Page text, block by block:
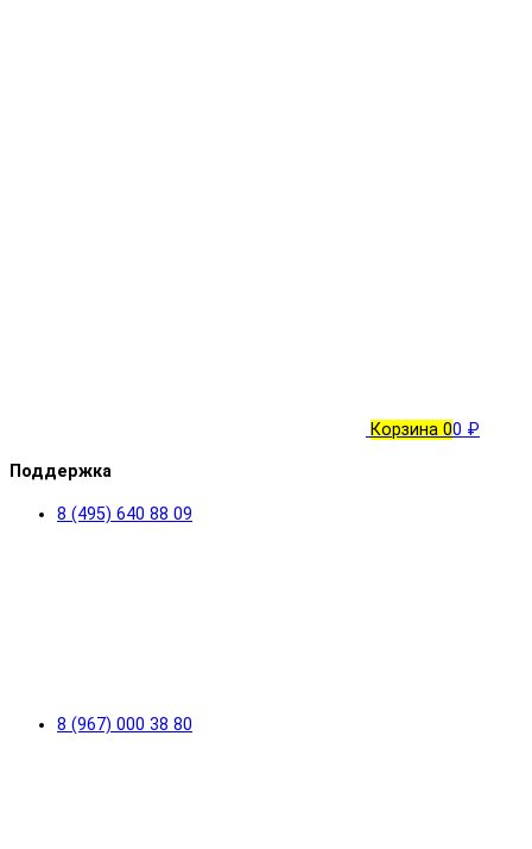
Корзина 00 ₽
Поддержка
8 (495) 640 88 09
8 (967) 000 38 80